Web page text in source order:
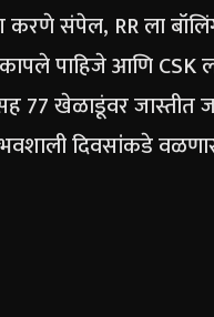
करणे संपेल, RR ला
कापले पाहिजे आणि CSK
77 खेळाडूंवर जास्तीत
दिवसांकडे